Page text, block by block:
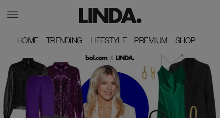
HOME
HOME TRENDING
TRENDING LIFESTYLE
LIFESTYLE PREMIUM
PREMIUM SHOP
SHOP